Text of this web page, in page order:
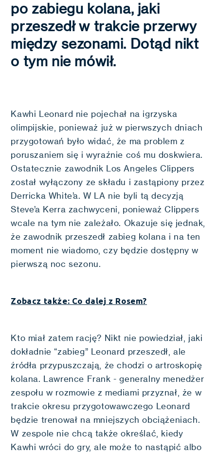
po zabiegu kolana, jaki
przeszedł w trakcie przerwy
między sezonami. Dotąd nikt
o tym nie mówił.
Kawhi Leonard nie pojechał na igrzyska
olimpijskie, ponieważ już w pierwszych dniach
przygotowań było widać, że ma problem z
poruszaniem się i wyraźnie coś mu doskwiera.
Ostatecznie zawodnik Los Angeles Clippers
został wyłączony ze składu i zastąpiony przez
Derricka White’a. W LA nie byli tą decyzją
Steve’a Kerra zachwyceni, ponieważ Clippers
wcale na tym nie zależało. Okazuje się jednak,
że zawodnik przeszedł zabieg kolana i na ten
moment nie wiadomo, czy będzie dostępny w
pierwszą noc sezonu.
Zobacz także: Co dalej z Rosem?
Kto miał zatem rację? Nikt nie powiedział, jaki
dokładnie “zabieg” Leonard przeszedł, ale
źródła przypuszczają, że chodzi o artroskopię
kolana. Lawrence Frank - generalny menedżer
zespołu w rozmowie z mediami przyznał, że w
trakcie okresu przygotowawczego Leonard
będzie trenował na mniejszych obciążeniach.
W zespole nie chcą także określać, kiedy
Kawhi wróci do gry, ale może to nastąpić albo